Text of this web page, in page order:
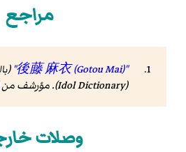
مراجع
"後藤 麻衣 (Gotou Mai)"
(Idol Dictionary). مؤرشف من
وصلات